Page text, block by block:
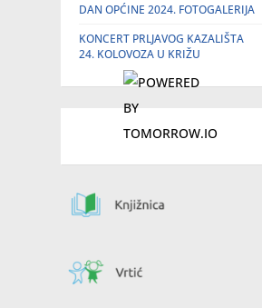
DAN OPĆINE 2024. FOTOGALERIJA
KONCERT PRLJAVOG KAZALIŠTA
24. KOLOVOZA U KRIŽU